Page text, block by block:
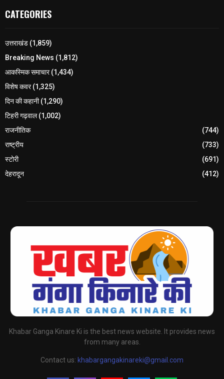
CATEGORIES
उत्तराखंड (1,859)
Breaking News (1,812)
आकस्मिक समाचार(1,434)
विशेष कवर(1,325)
दिन की कहानी(1,290)
टिहरी गढ़वाल(1,002)
राजनीतिक
(744)
राष्ट्रीय
(733)
स्टोरी
(691)
देहरादून
(412)
Khabar Ganga Kinare Ki is the best news website. It provides news
from many areas.
Contact us: khabargangakinareki@gmail.com